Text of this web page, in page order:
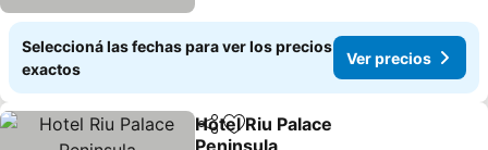
Seleccioná las fechas para ver los precios
exactos
Ver precios
CompartirAñadir a favoritos
Hotel Riu Palace
Peninsula